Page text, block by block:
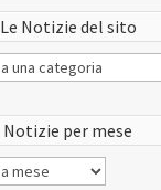
Le Notizie del sito
Notizie per mese